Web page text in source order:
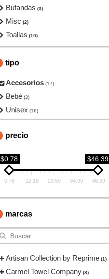
Bufandas (3)
Misc (2)
Toallas (10)
tipo
Accesorios (17)
Bebé (3)
Unisex (16)
precio
$0.78 $46.39
0.78 12.18 23.59 34.99 46.39
marcas
Artisan Collection by Reprime (1)
Carmel Towel Company (8)